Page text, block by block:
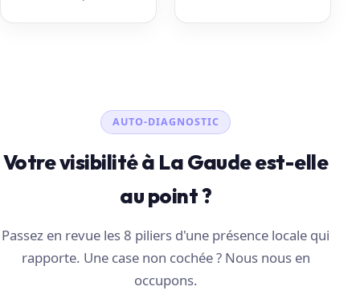
AUTO-DIAGNOSTIC
Votre visibilité à La Gaude est-elle
au point ?
Passez en revue les 8 piliers d'une présence locale qui
rapporte. Une case non cochée ? Nous nous en
occupons.